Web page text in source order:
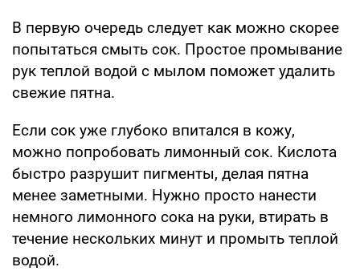
В первую очередь следует как можно скорее
попытаться смыть сок. Простое промывание
рук теплой водой с мылом поможет удалить
свежие пятна.
Если сок уже глубоко впитался в кожу,
можно попробовать лимонный сок. Кислота
быстро разрушит пигменты, делая пятна
менее заметными. Нужно просто нанести
немного лимонного сока на руки, втирать в
течение нескольких минут и промыть теплой
водой.